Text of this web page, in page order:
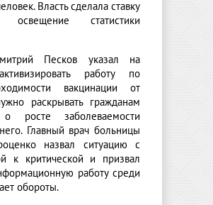
Власть сделала ставку
статистики
Песков указал на
работу по
вакцинации от
раскрывать гражданам
росте заболеваемости
Главный врач больницы
назвал ситуацию с
к критической и призвал
работу среди
обороты.